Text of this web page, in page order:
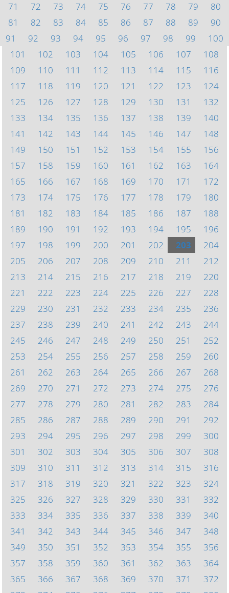
71
72 73 74 75 76 77 78 79
80
81
82 83 84 85 86 87 88 89
90
91
92 93 94 95 96 97 98 99
100
101
102 103 104 105 106 107
108
109
110 111 112 113 114 115
116
117
118 119 120 121 122 123
124
125
126 127 128 129 130 131
132
133
134 135 136 137 138 139
140
141
142 143 144 145 146 147
148
149
150 151 152 153 154 155
156
157
158 159 160 161 162 163
164
165
166 167 168 169 170 171
172
173
174 175 176 177 178 179
180
181
182 183 184 185 186 187
188
189
190 191 192 193 194 195
196
197
198 199 200 201 202 203
204
205
206 207 208 209 210 211
212
213
214 215 216 217 218 219
220
221
222 223 224 225 226 227
228
229
230 231 232 233 234 235
236
237
238 239 240 241 242 243
244
245
246 247 248 249 250 251
252
253
254 255 256 257 258 259
260
261
262 263 264 265 266 267
268
269
270 271 272 273 274 275
276
277
278 279 280 281 282 283
284
285
286 287 288 289 290 291
292
293
294 295 296 297 298 299
300
301
302 303 304 305 306 307
308
309
310 311 312 313 314 315
316
317
318 319 320 321 322 323
324
325
326 327 328 329 330 331
332
333
334 335 336 337 338 339
340
341
342 343 344 345 346 347
348
349
350 351 352 353 354 355
356
357
358 359 360 361 362 363
364
365
366 367 368 369 370 371
372